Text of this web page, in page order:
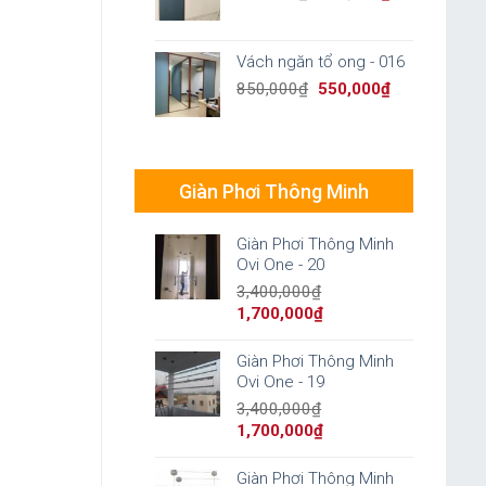
850,000₫.550,000₫.
Vách ngăn tổ ong - 016
850,000₫ Original
550,000₫Current
Giàn Phơi Thông Minh
Giàn Phơi Thông Minh
Ovi One - 20
3,400,000₫
Original
was:
3,400,000₫.
1,700,000₫Current
is:
1,700,000₫.
Giàn Phơi Thông Minh
Ovi One - 19
3,400,000₫
Original
was:
1,700,000₫Current
is:
Giàn Phơi Thông Minh